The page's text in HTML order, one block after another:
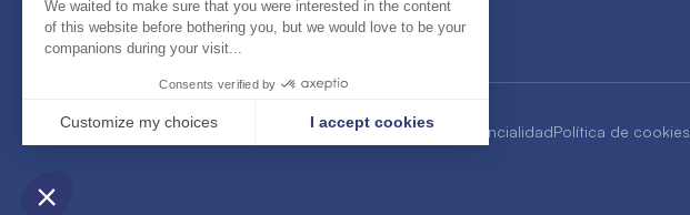
2026© Alobees. Todos los derechos reservadosConfidencialidadPolítica de cookies